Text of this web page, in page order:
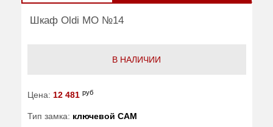
Шкаф Oldi МО №14
В НАЛИЧИИ
Цена: 12 481 руб
Тип замка: ключевой САМ